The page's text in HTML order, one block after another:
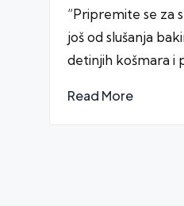
“Pripremite se za
još od slušanja
detinjih košmara i
Read More